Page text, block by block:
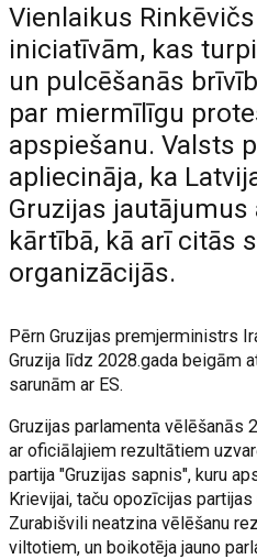
Vienlaikus
iniciatīvām, kas
un pulcēšanās
par miermīlīgu
apspiešanu. Valsts
apliecināja, ka
Gruzijas jautājumus
kārtībā, kā arī citās
organizācijās.
Pērn Gruzijas premjerministrs
Gruzija līdz 2028.gada beigām
sarunām ar ES.
Gruzijas parlamenta vēlēšanās
ar oficiālajiem rezultātiem
partija "Gruzijas sapnis", kuru
Krievijai, taču opozīcijas
Zurabišvili neatzina vēlēšanu
viltotiem, un boikotēja jauno